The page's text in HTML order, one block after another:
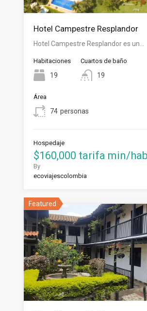
Hotel Campestre Resplandor
Hotel Campestre Resplandor es un…
Habitaciones
19
Cuartos de baño
19
Área
74 personas
Hospedaje
$160,000 tarifa min/hab
By
ecoviajescolombia
Featured